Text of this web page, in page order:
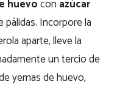
huevocon azúcar
Incorpore la
aparte, lleve la
un tercio de
yemas de huevo,